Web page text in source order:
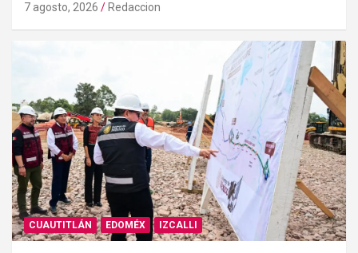
7 agosto, 2026 Redaccion
CUAUTITLÁN EDOMÉX IZCALLI